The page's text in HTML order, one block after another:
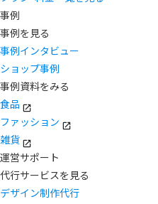
事例
事例を見る
事例インタビュー
ショップ事例
事例資料をみる
食品
ファッション
雑貨
運営サポート
代行サービスを見る
デザイン制作代行